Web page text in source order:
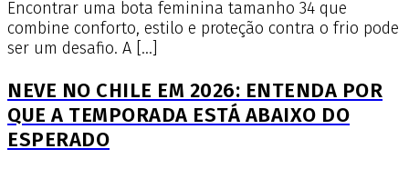
Encontrar uma bota feminina tamanho 34 que
combine conforto, estilo e proteção contra o frio pode
ser um desafio. A […]
NEVE NO CHILE EM 2026: ENTENDA POR
QUE A TEMPORADA ESTÁ ABAIXO DO
ESPERADO